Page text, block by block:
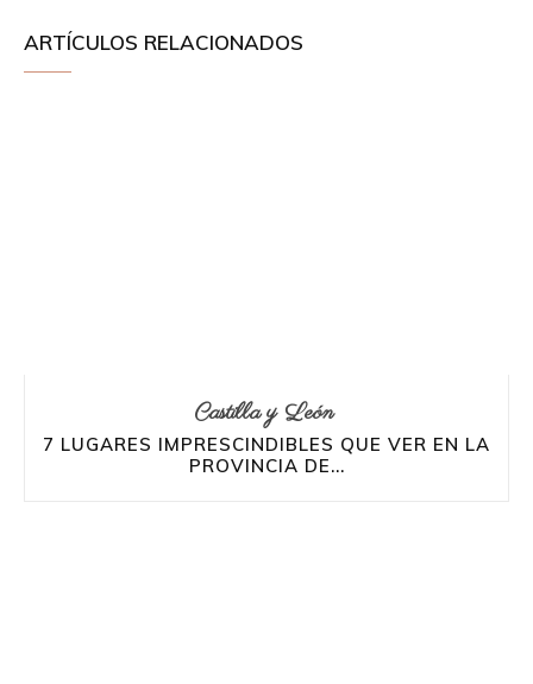
ARTÍCULOS RELACIONADOS
Castilla y León
7 LUGARES IMPRESCINDIBLES QUE VER EN LA
PROVINCIA DE...